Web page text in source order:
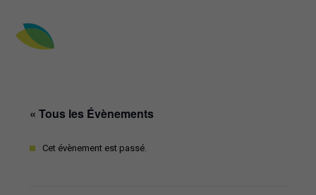
Le SCOT ouest Cornouaille
« Tous les Évènements
Cet évènement est passé.